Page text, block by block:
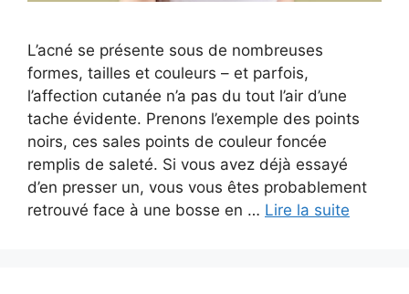
L’acné se présente sous de nombreuses
formes, tailles et couleurs – et parfois,
l’affection cutanée n’a pas du tout l’air d’une
tache évidente. Prenons l’exemple des points
noirs, ces sales points de couleur foncée
remplis de saleté. Si vous avez déjà essayé
d’en presser un, vous vous êtes probablement
retrouvé face à une bosse en … Lire la suite